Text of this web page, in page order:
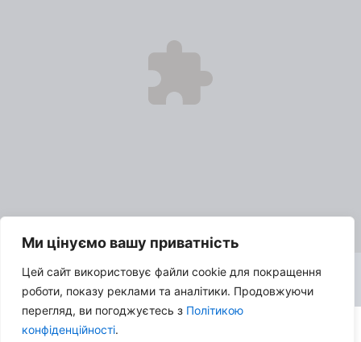
Ми цінуємо вашу приватність
Цей сайт використовує файли cookie для покращення
роботи, показу реклами та аналітики. Продовжуючи
перегляд, ви погоджуєтесь з Політикою
конфіденційності.
© 2026 Про кіно з SK:TV | Всі права захищені |